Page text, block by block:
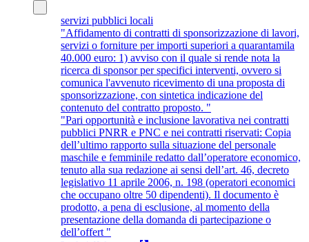
servizi pubblici locali
"Affidamento di contratti di sponsorizzazione di lavori,
servizi o forniture per importi superiori a quarantamila
40.000 euro: 1) avviso con il quale si rende nota la
ricerca di sponsor per specifici interventi, ovvero si
comunica l'avvenuto ricevimento di una proposta di
sponsorizzazione, con sintetica indicazione del
contenuto del contratto proposto. "
"Pari opportunità e inclusione lavorativa nei contratti
pubblici PNRR e PNC e nei contratti riservati: Copia
dell’ultimo rapporto sulla situazione del personale
maschile e femminile redatto dall’operatore economico,
tenuto alla sua redazione ai sensi dell’art. 46, decreto
legislativo 11 aprile 2006, n. 198 (operatori economici
che occupano oltre 50 dipendenti). Il documento è
prodotto, a pena di esclusione, al momento della
presentazione della domanda di partecipazione o
dell’offert "